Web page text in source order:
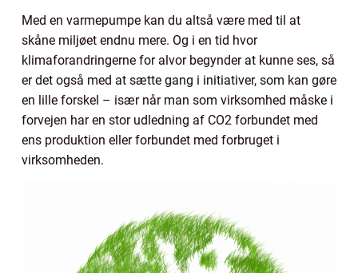
Med en varmepumpe kan du altså være med til at
skåne miljøet endnu mere. Og i en tid hvor
klimaforandringerne for alvor begynder at kunne ses, så
er det også med at sætte gang i initiativer, som kan gøre
en lille forskel – især når man som virksomhed måske i
forvejen har en stor udledning af CO2 forbundet med
ens produktion eller forbundet med forbruget i
virksomheden.